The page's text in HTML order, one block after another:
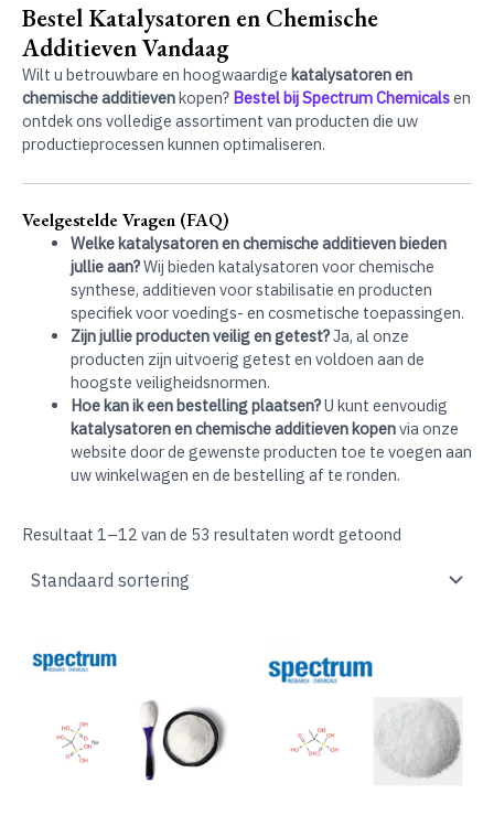
Bestel Katalysatoren en Chemische
Additieven Vandaag
Wilt u betrouwbare en hoogwaardige katalysatoren en
chemische additievenkopen? Bestel bij Spectrum Chemicalsen
ontdek ons volledige assortiment van producten die uw
productieprocessen kunnen optimaliseren.
Veelgestelde Vragen (FAQ)
Welke katalysatoren en chemische additieven bieden
jullie aan?Wij bieden katalysatoren voor chemische
synthese, additieven voor stabilisatie en producten
specifiek voor voedings- en cosmetische toepassingen.
Zijn jullie producten veilig en getest?Ja, al onze
producten zijn uitvoerig getest en voldoen aan de
hoogste veiligheidsnormen.
Hoe kan ik een bestelling plaatsen?U kunt eenvoudig
katalysatoren en chemische additieven kopenvia onze
website door de gewenste producten toe te voegen aan
uw winkelwagen en de bestelling af te ronden.
Resultaat 1–12 van de 53 resultaten wordt getoond